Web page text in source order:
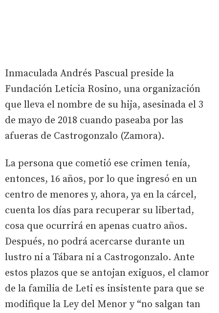
Inmaculada Andrés Pascual preside la
Fundación Leticia Rosino, una organización
que lleva el nombre de su hija, asesinada el 3
de mayo de 2018 cuando paseaba por las
afueras de Castrogonzalo (Zamora).
La persona que cometió ese crimen tenía,
entonces, 16 años, por lo que ingresó en un
centro de menores y, ahora, ya en la cárcel,
cuenta los días para recuperar su libertad,
cosa que ocurrirá en apenas cuatro años.
Después, no podrá acercarse durante un
lustro ni a Tábara ni a Castrogonzalo. Ante
estos plazos que se antojan exiguos, el clamor
de la familia de Leti es insistente para que se
modifique la Ley del Menor y “no salgan tan